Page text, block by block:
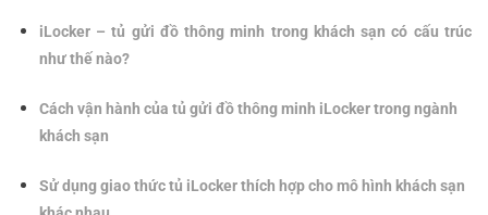
iLocker – tủ gửi đồ thông minh trong khách sạn có cấu trúc
như thế nào?
Cách vận hành của tủ gửi đồ thông minh iLocker trong ngành
khách sạn
Sử dụng giao thức tủ iLocker thích hợp cho mô hình khách sạn